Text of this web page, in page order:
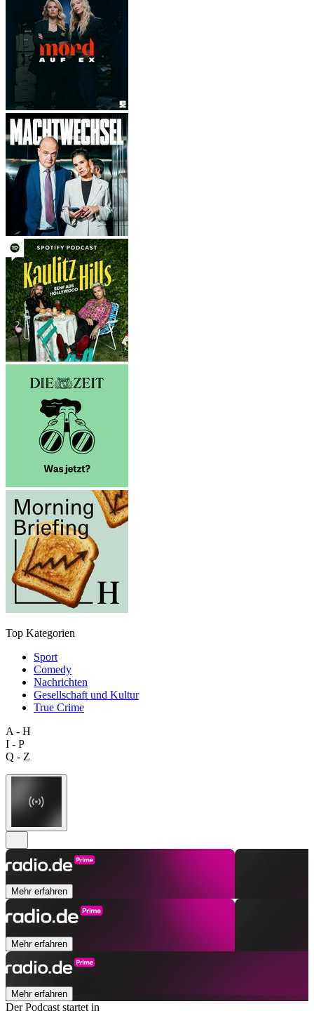
Top Kategorien
Sport
Comedy
Nachrichten
Gesellschaft und Kultur
True Crime
A - H
I - P
Q - Z
Mehr erfahren
Mehr erfahren
Mehr erfahren
Der Podcast startet in